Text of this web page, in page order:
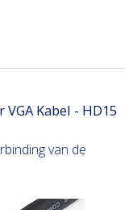
Kabel - HD15
van de